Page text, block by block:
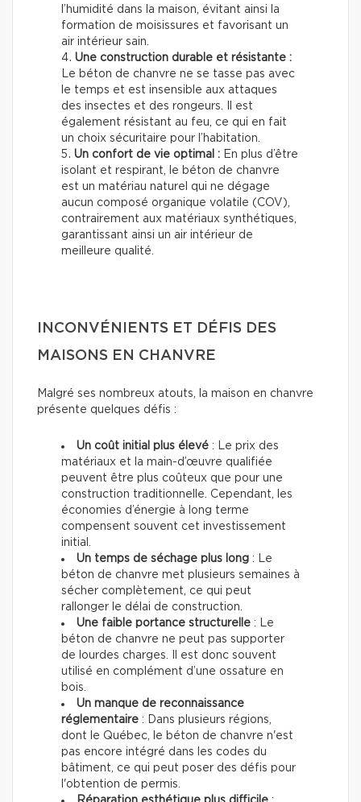
l’humidité dans la maison, évitant ainsi la
formation de moisissures et favorisant un
air intérieur sain.
Une construction durable et résistante :
Le béton de chanvre ne se tasse pas avec
le temps et est insensible aux attaques
des insectes et des rongeurs. Il est
également résistant au feu, ce qui en fait
un choix sécuritaire pour l’habitation.
Un confort de vie optimal : En plus d’être
isolant et respirant, le béton de chanvre
est un matériau naturel qui ne dégage
aucun composé organique volatile (COV),
contrairement aux matériaux synthétiques,
garantissant ainsi un air intérieur de
meilleure qualité.
INCONVÉNIENTS ET DÉFIS DES
MAISONS EN CHANVRE
Malgré ses nombreux atouts, la maison en chanvre
présente quelques défis :
Un coût initial plus élevé : Le prix des
matériaux et la main-d’œuvre qualifiée
peuvent être plus coûteux que pour une
construction traditionnelle. Cependant, les
économies d’énergie à long terme
compensent souvent cet investissement
initial.
Un temps de séchage plus long : Le
béton de chanvre met plusieurs semaines à
sécher complètement, ce qui peut
rallonger le délai de construction.
Une faible portance structurelle : Le
béton de chanvre ne peut pas supporter
de lourdes charges. Il est donc souvent
utilisé en complément d’une ossature en
bois.
Un manque de reconnaissance
réglementaire : Dans plusieurs régions,
dont le Québec, le béton de chanvre n'est
pas encore intégré dans les codes du
bâtiment, ce qui peut poser des défis pour
l'obtention de permis.